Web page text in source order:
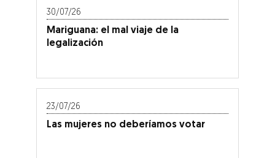
30/07/26
Mariguana: el mal viaje de la
legalización
23/07/26
Las mujeres no deberíamos votar